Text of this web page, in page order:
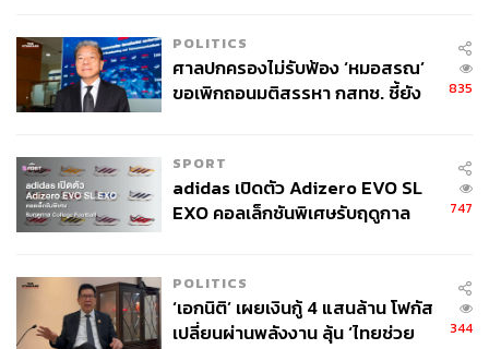
POLITICS
ศาลปกครองไม่รับฟ้อง ‘หมอสรณ’
ขอเพิกถอนมติสรรหา กสทช. ชี้ยัง
835
SPORT
adidas เปิดตัว Adizero EVO SL
EXO คอลเล็กชันพิเศษรับฤดูกาล
747
POLITICS
‘เอกนิติ’ เผยเงินกู้ 4 แสนล้าน โฟกัส
เปลี่ยนผ่านพลังงาน ลุ้น ‘ไทยช่วย
344